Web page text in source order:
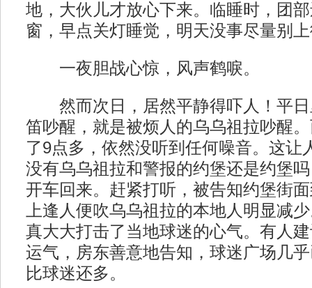
地，大伙儿才放心下来。临睡时，团
窗，早点关灯睡觉，明天没事尽量别
一夜胆战心惊，风声鹤唳。
然而次日，居然平静得吓人！平日
笛吵醒，就是被烦人的乌乌祖拉吵醒
了9点多，依然没听到任何噪音。这让
没有乌乌祖拉和警报的约堡还是约堡
开车回来。赶紧打听，被告知约堡街
上逢人便吹乌乌祖拉的本地人明显减
真大大打击了当地球迷的心气。有人
运气，房东善意地告知，球迷广场几
比球迷还多。